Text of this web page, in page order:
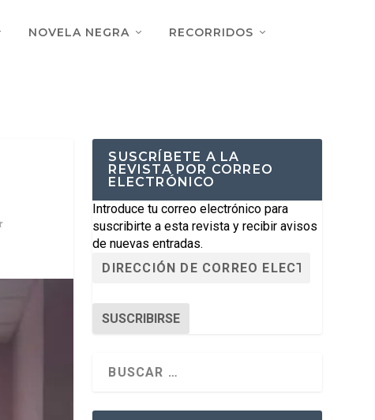
NOVELA NEGRA RECORRIDOS
SUSCRÍBETE A LA
REVISTA POR CORREO
ELECTRÓNICO
Introduce tu correo electrónico para
suscribirte a esta revista y recibir avisos
de nuevas entradas.
SUSCRIBIRSE